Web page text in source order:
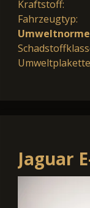
Kraftstoff:
Fahrzeugtyp:
Umweltplakette
Jaguar
AWD R-